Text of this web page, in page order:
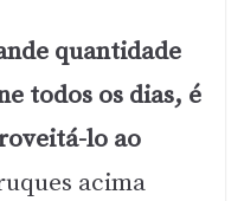
quantidade
todos os dias, é
lo ao
acima